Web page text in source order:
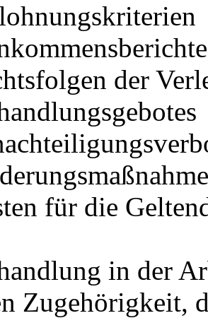
der
für die
in der
Zugehörigkeit,